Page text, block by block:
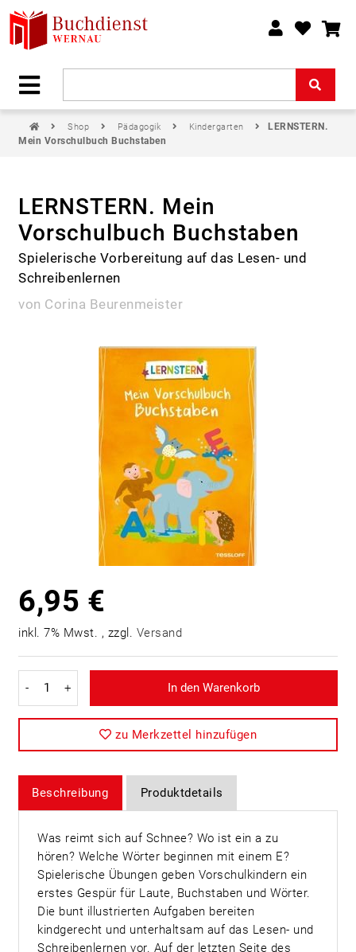
Shop Pädagogik Kindergarten
LERNSTERN.
Mein Vorschulbuch Buchstaben
LERNSTERN. Mein
Vorschulbuch Buchstaben
Spielerische Vorbereitung auf das Lesen- und
Schreibenlernen
von Corina Beurenmeister
6,95 €
inkl. 7% Mwst. , zzgl. Versand
- + In den Warenkorb
zu Merkzettel hinzufügen
Beschreibung Produktdetails
Was reimt sich auf Schnee? Wo ist ein a zu
hören? Welche Wörter beginnen mit einem E?
Spielerische Übungen geben Vorschulkindern ein
erstes Gespür für Laute, Buchstaben und Wörter.
Die bunt illustrierten Aufgaben bereiten
kindgerecht und unterhaltsam auf das Lesen- und
Schreibenlernen vor. Auf der letzten Seite des